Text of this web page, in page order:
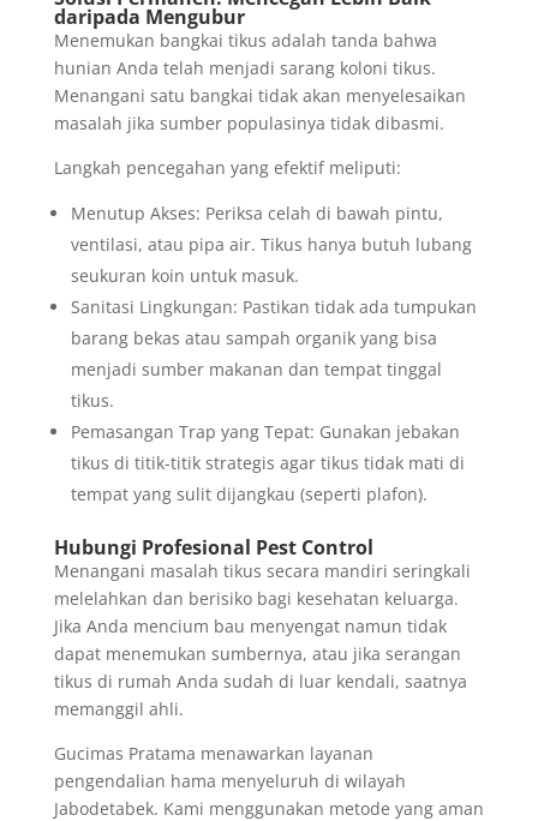
daripada Mengubur
Menemukan bangkai tikus adalah tanda bahwa
hunian Anda telah menjadi sarang koloni tikus.
Menangani satu bangkai tidak akan menyelesaikan
masalah jika sumber populasinya tidak dibasmi.
Langkah pencegahan yang efektif meliputi:
Menutup Akses: Periksa celah di bawah pintu,
ventilasi, atau pipa air. Tikus hanya butuh lubang
seukuran koin untuk masuk.
Sanitasi Lingkungan: Pastikan tidak ada tumpukan
barang bekas atau sampah organik yang bisa
menjadi sumber makanan dan tempat tinggal
tikus.
Pemasangan Trap yang Tepat: Gunakan jebakan
tikus di titik-titik strategis agar tikus tidak mati di
tempat yang sulit dijangkau (seperti plafon).
Hubungi Profesional Pest Control
Menangani masalah tikus secara mandiri seringkali
melelahkan dan berisiko bagi kesehatan keluarga.
Jika Anda mencium bau menyengat namun tidak
dapat menemukan sumbernya, atau jika serangan
tikus di rumah Anda sudah di luar kendali, saatnya
memanggil ahli.
Gucimas Pratama menawarkan layanan
pengendalian hama menyeluruh di wilayah
Jabodetabek. Kami menggunakan metode yang aman